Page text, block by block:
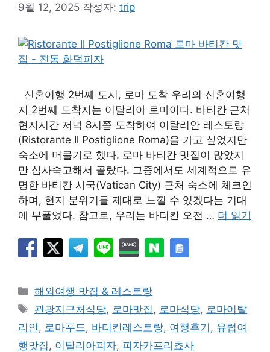
9월 12, 2025 작성자: trip
신혼여행 2번째 도시, 로마 도착 우리의 신혼여행
지 2번째 도착지는 이탈리아 로마이다. 바티칸 근처
현지시간 저녁 8시쯤 도착하여 이탈리안 레스토랑
(Ristorante Il Postiglione Roma)을 가고 싶었지만
숙소에 머물기로 했다. 로마 바티칸 맛집이 많았지
만 심사숙고해서 골랐다. 그중에서도 세계적으로 유
명한 바티칸 시국(Vatican City) 근처 숙소에 체크인
하며, 현지 분위기를 제대로 느낄 수 있겠다는 기대
에 부풀었다. 참고로, 우리는 바티칸 오전 … 더 읽기
카
테
리
해외여행 맛집 & 레스토랑
태
그
관광지근처식당, 로마맛집, 로마식당, 로마이탈
리안, 로마푸드, 바티칸레스토랑, 여행후기 , 유럽여
행맛집, 이탈리아피자, 피자카프리쵸사